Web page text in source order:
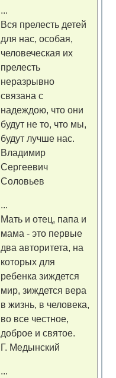
...
Вся прелесть детей
для нас, особая,
человеческая их
прелесть
неразрывно
связана с
надеждою, что они
будут не то, что мы,
будут лучше нас.
Владимир
Сергеевич
Соловьев
...
Мать и отец, папа и
мама - это первые
два авторитета, на
которых для
ребенка зиждется
мир, зиждется вера
в жизнь, в человека,
во все честное,
доброе и святое.
Г. Медынский
...